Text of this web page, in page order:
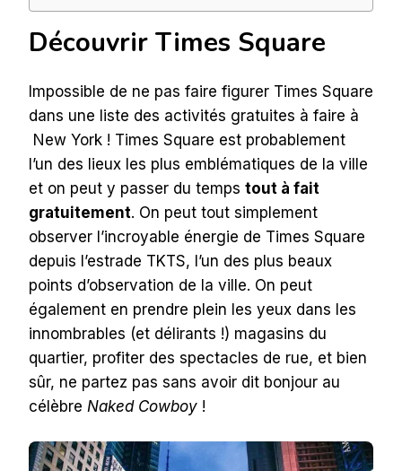
Découvrir Times Square
Impossible de ne pas faire figurer Times Square
dans une liste des activités gratuites à faire à
New York ! Times Square est probablement
l’un des lieux les plus emblématiques de la ville
et on peut y passer du temps tout à fait
gratuitement. On peut tout simplement
observer l’incroyable énergie de Times Square
depuis l’estrade TKTS, l’un des plus beaux
points d’observation de la ville. On peut
également en prendre plein les yeux dans les
innombrables (et délirants !) magasins du
quartier, profiter des spectacles de rue, et bien
sûr, ne partez pas sans avoir dit bonjour au
célèbre Naked Cowboy !